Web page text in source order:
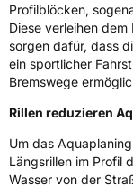
Rollgeräusch (dB)
FahrzeugklasseC1
Eisgrip Nein
EPREL ID 612583
Profilblöcken,
Diese verleihen
sorgen dafür, dass
ein sportlicher
Bremswege
Rillen reduzieren
Um das
Längsrillen im Profil
Wasser von der